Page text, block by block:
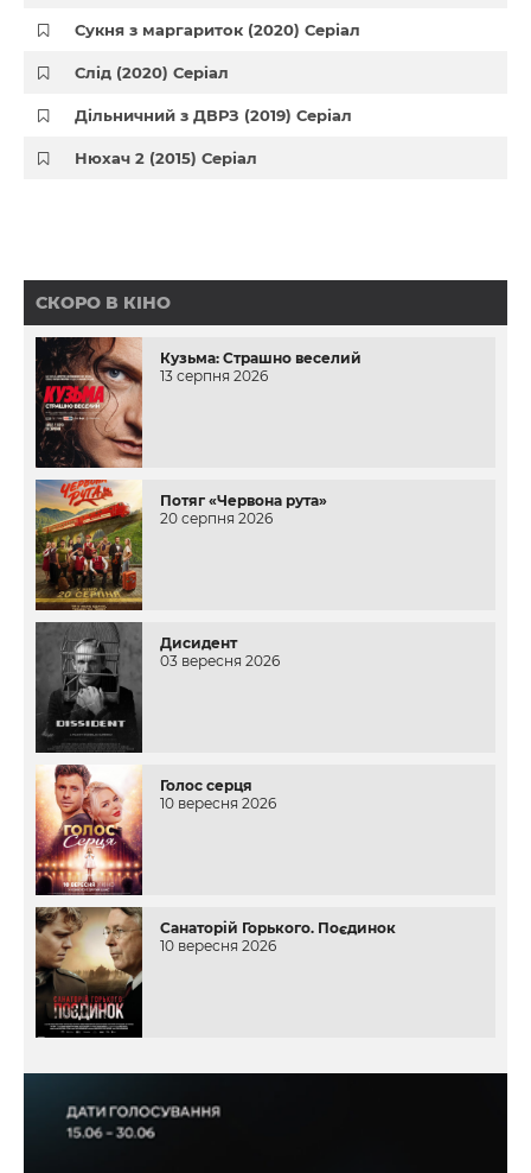
Сукня з маргариток (2020) Серіал
Слід (2020) Серіал
Дільничний з ДВРЗ (2019) Серіал
Нюхач 2 (2015) Серіал
СКОРО В КІНО
Кузьма: Страшно веселий
13 серпня 2026
Потяг «Червона рута»
20 серпня 2026
Дисидент
03 вересня 2026
Голос серця
10 вересня 2026
Санаторій Горького. Поєдинок
10 вересня 2026